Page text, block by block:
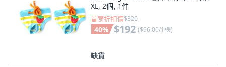
XL, 2個, 1件
首購折扣價$320
40% $192 ($96.00/1張)
缺貨